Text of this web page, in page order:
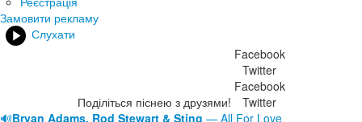
Замовити рекламу
Слухати
Поділіться піснею з друзями!
Facebook
Twitter
Facebook
Twitter
🔊Bryan Adams, Rod Stewart & Sting — All For Love